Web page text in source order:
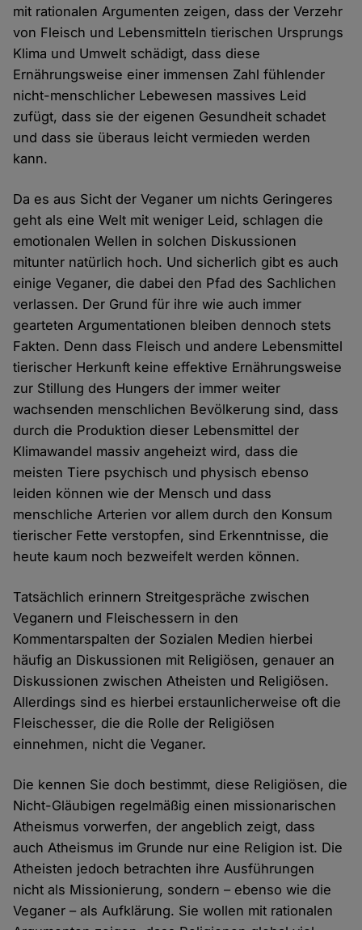
mit rationalen Argumenten zeigen, dass der Verzehr
von Fleisch und Lebensmitteln tierischen Ursprungs
Klima und Umwelt schädigt, dass diese
Ernährungsweise einer immensen Zahl fühlender
nicht-menschlicher Lebewesen massives Leid
zufügt, dass sie der eigenen Gesundheit schadet
und dass sie überaus leicht vermieden werden
kann.
Da es aus Sicht der Veganer um nichts Geringeres
geht als eine Welt mit weniger Leid, schlagen die
emotionalen Wellen in solchen Diskussionen
mitunter natürlich hoch. Und sicherlich gibt es auch
einige Veganer, die dabei den Pfad des Sachlichen
verlassen. Der Grund für ihre wie auch immer
gearteten Argumentationen bleiben dennoch stets
Fakten. Denn dass Fleisch und andere Lebensmittel
tierischer Herkunft keine effektive Ernährungsweise
zur Stillung des Hungers der immer weiter
wachsenden menschlichen Bevölkerung sind, dass
durch die Produktion dieser Lebensmittel der
Klimawandel massiv angeheizt wird, dass die
meisten Tiere psychisch und physisch ebenso
leiden können wie der Mensch und dass
menschliche Arterien vor allem durch den Konsum
tierischer Fette verstopfen, sind Erkenntnisse, die
heute kaum noch bezweifelt werden können.
Tatsächlich erinnern Streitgespräche zwischen
Veganern und Fleischessern in den
Kommentarspalten der Sozialen Medien hierbei
häufig an Diskussionen mit Religiösen, genauer an
Diskussionen zwischen Atheisten und Religiösen.
Allerdings sind es hierbei erstaunlicherweise oft die
Fleischesser, die die Rolle der Religiösen
einnehmen, nicht die Veganer.
Die kennen Sie doch bestimmt, diese Religiösen, die
Nicht-Gläubigen regelmäßig einen missionarischen
Atheismus vorwerfen, der angeblich zeigt, dass
auch Atheismus im Grunde nur eine Religion ist. Die
Atheisten jedoch betrachten ihre Ausführungen
nicht als Missionierung, sondern – ebenso wie die
Veganer – als Aufklärung. Sie wollen mit rationalen